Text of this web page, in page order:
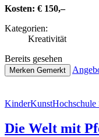
Kosten: € 150,–
Kate­go­rien:
Krea­ti­vi­tät
Bereits gesehen
Merken Gemerkt
Kin­der­Kunst­Hoch­schu­le
Die Welt mit